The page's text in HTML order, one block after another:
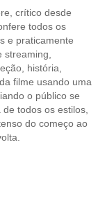
crítico desde
todos os
e praticamente
história,
filme usando uma
o público se
todos os estilos,
do começo ao